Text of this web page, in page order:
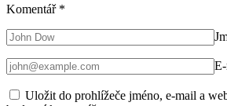
Komentář *
Uložit do prohlížeče jméno, e-mail a